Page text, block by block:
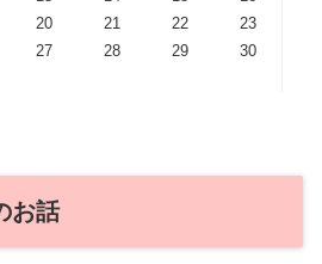
20 21 22
23
27 28 29
30
お話